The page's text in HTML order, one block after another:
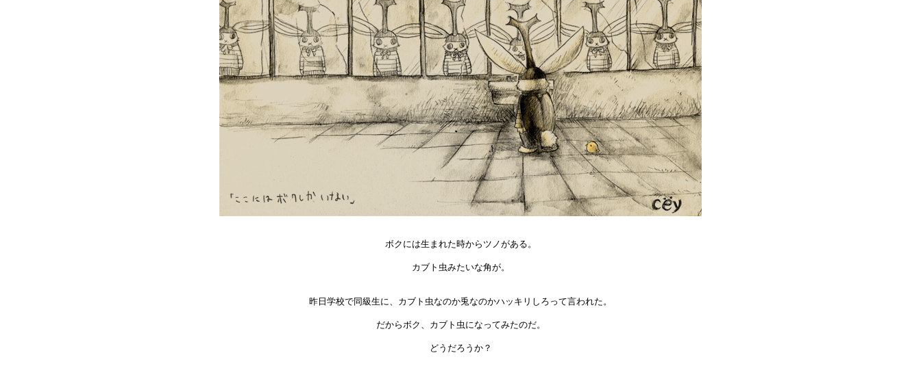
ボクには生まれた時からツノがある。
カブト虫みたいな角が。
昨日学校で同級生に、カブト虫なのか兎なのかハッキリしろって言われた。
だからボク、カブト虫になってみたのだ。
どうだろうか？